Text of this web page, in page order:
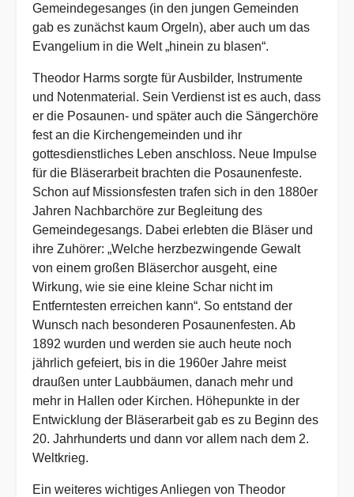
Gemeindegesanges (in den jungen Gemeinden
gab es zunächst kaum Orgeln), aber auch um das
Evangelium in die Welt „hinein zu blasen“.
Theodor Harms sorgte für Ausbilder, Instrumente
und Notenmaterial. Sein Verdienst ist es auch, dass
er die Posaunen- und später auch die Sängerchöre
fest an die Kirchengemeinden und ihr
gottesdienstliches Leben anschloss. Neue Impulse
für die Bläserarbeit brachten die Posaunenfeste.
Schon auf Missionsfesten trafen sich in den 1880er
Jahren Nachbarchöre zur Begleitung des
Gemeindegesangs. Dabei erlebten die Bläser und
ihre Zuhörer: „Welche herzbezwingende Gewalt
von einem großen Bläserchor ausgeht, eine
Wirkung, wie sie eine kleine Schar nicht im
Entferntesten erreichen kann“. So entstand der
Wunsch nach besonderen Posaunenfesten. Ab
1892 wurden und werden sie auch heute noch
jährlich gefeiert, bis in die 1960er Jahre meist
draußen unter Laubbäumen, danach mehr und
mehr in Hallen oder Kirchen. Höhepunkte in der
Entwicklung der Bläserarbeit gab es zu Beginn des
20. Jahrhunderts und dann vor allem nach dem 2.
Weltkrieg.
Ein weiteres wichtiges Anliegen von Theodor